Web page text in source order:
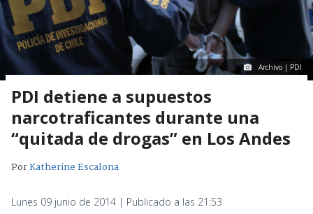
Archivo | PDI
PDI detiene a supuestos
narcotraficantes durante una
“quitada de drogas” en Los Andes
PorKatherine Escalona
Lunes 09 junio de 2014 | Publicado a las 21:53